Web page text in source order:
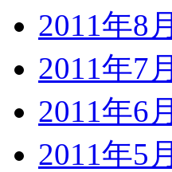
2011年8月
2011年7月
2011年6月
2011年5月